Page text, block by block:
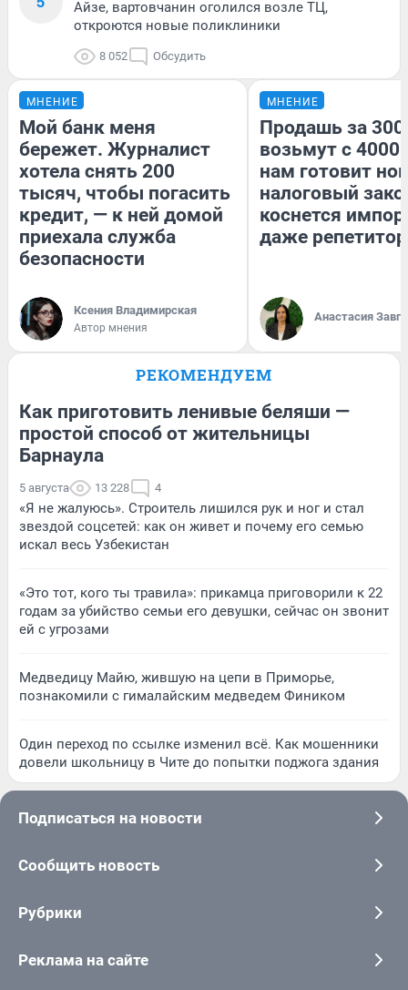
Айзе, вартовчанин оголился возле ТЦ,
откроются новые поликлиники
8 052 Обсудить
МНЕНИЕ
Мой банк меня
бережет. Журналист
хотела снять 200
тысяч, чтобы погасить
кредит, — к ней домой
приехала служба
безопасности
Ксения Владимирская
Автор мнения
МНЕНИЕ
Продашь за
возьмут с
нам готовит
налоговый
коснется
даже
Анастасия
РЕКОМЕНДУЕМ
Как приготовить ленивые беляши —
простой способ от жительницы
Барнаула
5 августа 13 228 4
«Я не жалуюсь». Строитель лишился рук и ног и стал
звездой соцсетей: как он живет и почему его семью
искал весь Узбекистан
«Это тот, кого ты травила»: прикамца приговорили к 22
годам за убийство семьи его девушки, сейчас он звонит
ей с угрозами
Медведицу Майю, жившую на цепи в Приморье,
познакомили с гималайским медведем Фиником
Один переход по ссылке изменил всё. Как мошенники
довели школьницу в Чите до попытки поджога здания
Подписаться на новости
Сообщить новость
Рубрики
Реклама на сайте